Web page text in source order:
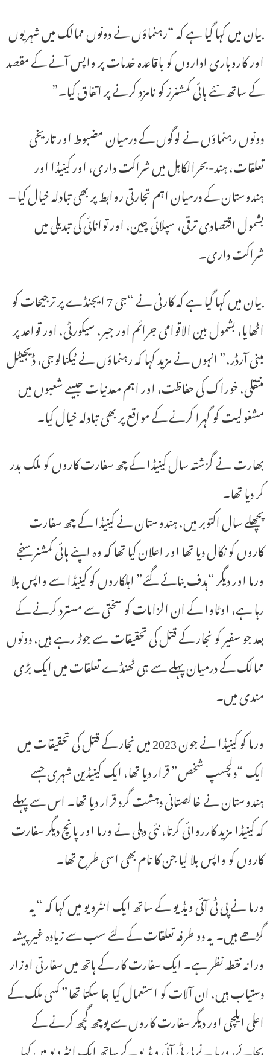
بیان میں کہا گیا ہے کہ “رہنماؤں نے دونوں ممالک میں شہریوں
اور کاروباری اداروں کو باقاعدہ خدمات پر واپس آنے کے مقصد
کے ساتھ نئے ہائی کمشنرز کو نامزد کرنے پر اتفاق کیا۔”
دونوں رہنماؤں نے لوگوں کے درمیان مضبوط اور تاریخی
تعلقات، ہند-بحرالکاہل میں شراکت داری، اور کینیڈا اور
ہندوستان کے درمیان اہم تجارتی روابط پر بھی تبادلہ خیال کیا –
بشمول اقتصادی ترقی، سپلائی چین، اور توانائی کی تبدیلی میں
شراکت داری۔
بیان میں کہا گیا ہے کہ کارنی نے “جی 7 ایجنڈے پر ترجیحات کو
اٹھایا، بشمول بین الاقوامی جرائم اور جبر، سیکورٹی، اور قواعد پر
مبنی آرڈر،” انہوں نے مزید کہا کہ رہنماؤں نے ٹیکنالوجی، ڈیجیٹل
منتقلی، خوراک کی حفاظت، اور اہم معدنیات جیسے شعبوں میں
مشغولیت کو گہرا کرنے کے مواقع پر بھی تبادلہ خیال کیا۔
بھارت نے گزشتہ سال کینیڈا کے چھ سفارت کاروں کو ملک بدر
کر دیا تھا۔
پچھلے سال اکتوبر میں، ہندوستان نے کینیڈا کے چھ سفارت
کاروں کو نکال دیا تھا اور اعلان کیا تھا کہ وہ اپنے ہائی کمشنر سنجے
ورما اور دیگر “ہدف بنائے گئے” اہلکاروں کو کینیڈا سے واپس بلا
رہا ہے، اوٹاوا کے ان الزامات کو سختی سے مسترد کرنے کے
بعد جو سفیر کو نجار کے قتل کی تحقیقات سے جوڑ رہے ہیں، دونوں
ممالک کے درمیان پہلے سے ہی ٹھنڈے تعلقات میں ایک بڑی
مندی میں۔
ورما کو کینیڈا نے جون 2023 میں نجار کے قتل کی تحقیقات میں
ایک “دلچسپ شخص” قرار دیا تھا، ایک کینیڈین شہری جسے
ہندوستان نے خالصتانی دہشت گرد قرار دیا تھا۔ اس سے پہلے
کہ کینیڈا مزید کارروائی کرتا، نئی دہلی نے ورما اور پانچ دیگر سفارت
کاروں کو واپس بلا لیا جن کا نام بھی اسی طرح تھا۔
ورما نے پی ٹی آئی ویڈیو کے ساتھ ایک انٹرویو میں کہا کہ “یہ
گڑھے ہیں۔ یہ دو طرفہ تعلقات کے لئے سب سے زیادہ غیر پیشہ
ورانہ نقطہ نظر ہے۔ ایک سفارت کار کے ہاتھ میں سفارتی اوزار
دستیاب ہیں، ان آلات کو استعمال کیا جا سکتا تھا” کسی ملک کے
اعلی ایلچی اور دیگر سفارت کاروں سے پوچھ گچھ کرنے کے